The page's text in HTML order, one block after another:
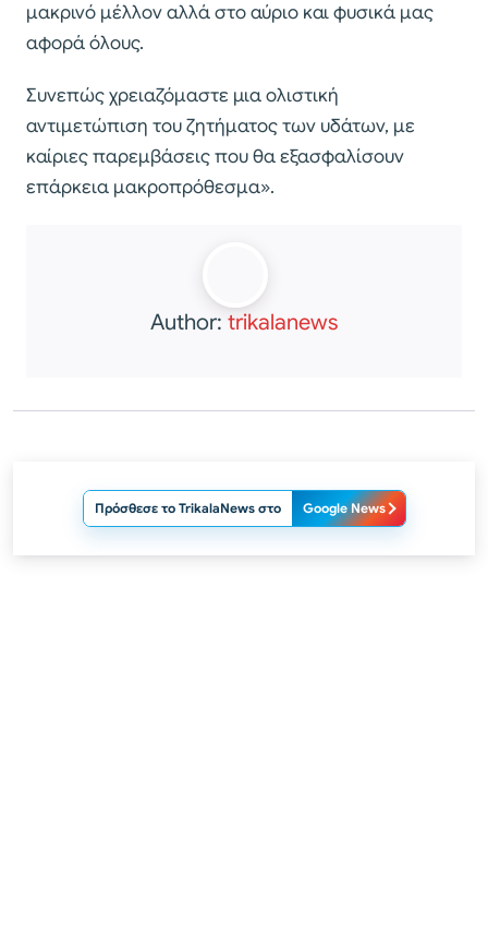
μακρινό μέλλον αλλά στο αύριο και φυσικά μας
αφορά όλους.
Συνεπώς χρειαζόμαστε μια ολιστική
αντιμετώπιση του ζητήματος των υδάτων, με
καίριες παρεμβάσεις που θα εξασφαλίσουν
επάρκεια μακροπρόθεσμα».
Author: trikalanews
Πρόσθεσε το TrikalaNews στο Google News